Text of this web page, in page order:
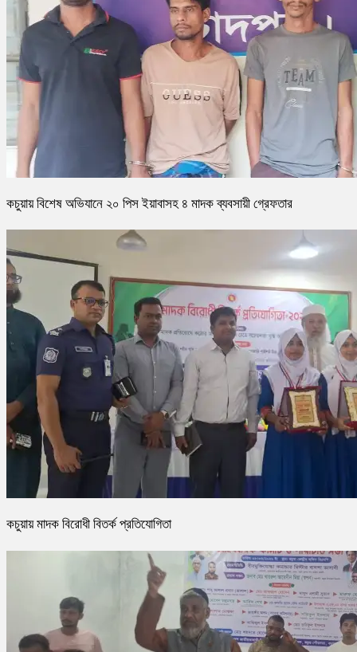
কচুয়ায় বিশেষ অভিযানে ২০ পিস ইয়াবাসহ ৪ মাদক ব্যবসায়ী গ্রেফতার
কচুয়ায় মাদক বিরোধী বিতর্ক প্রতিযোগিতা